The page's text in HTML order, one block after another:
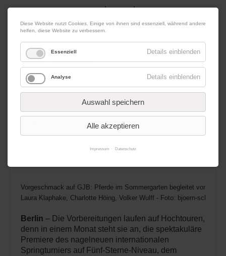
08. August 2026 Impressum|Kontakt|Datenschutz
Werbung
Menü
von Redaktion
Tickets für Global Jumping
Berlin heiß begehrt
Vorgeschmack auf GJB: Pferde im Sommergarten begleitet von
Laura Klaphake, Charlotte Höing, Volker Wulff - Foto: bjoern-
Berlin – Die Vorbereitungen laufen auf Hochtouren,
denn in einem Monat steht sie an, die spektakuläre
Premiere des nagelneuen internationalen
Springturniers auf Fünf-Sterne-Niveau, dem
Diese Website nutzt Cookies. Einige von ihnen sind essenziell, während andere
helfen, diese Website zu verbessern.
Essenziell Details einblenden
Analyse Details einblenden
Auswahl speichern
Alle akzeptieren
Impressum Datenschutz